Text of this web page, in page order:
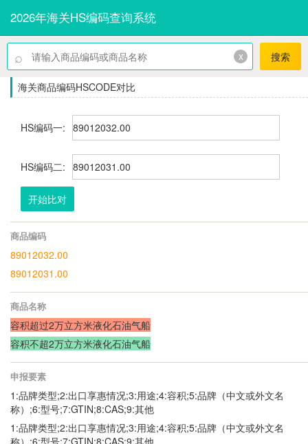
2026年海关HS编码查询系统
⌕ x 搜索
海关商品编码HSCODE对比
HS编码一:
HS编码二:
开始比对
商品编码
89012032.00
89012031.00
商品名称
容积超过2万立方米液化石油气船
容积不超2万立方米液化石油气船
申报要素
1:品牌类型;2:出口享惠情况;3:用途;4:容积;5:品牌（中文或外文名
称）;6:型号;7:GTIN;8:CAS;9:其他
1:品牌类型;2:出口享惠情况;3:用途;4:容积;5:品牌（中文或外文名
称）;6:型号;7:GTIN;8:CAS;9:其他